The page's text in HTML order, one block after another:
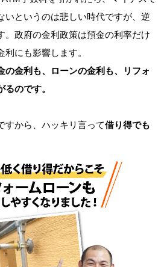
いというのは悲しい時代ですが、逆
。政府の金利政策は預金の利率だけ
にも影響します。
の金利も、ローンの金利も、リフォ
のです。
から、ハッキリ言って借り得でも